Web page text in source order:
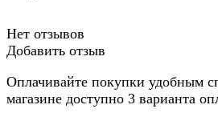
Нет отзывов
Добавить отзыв
Оплачивайте покупки удобным
магазине доступно 3 варианта